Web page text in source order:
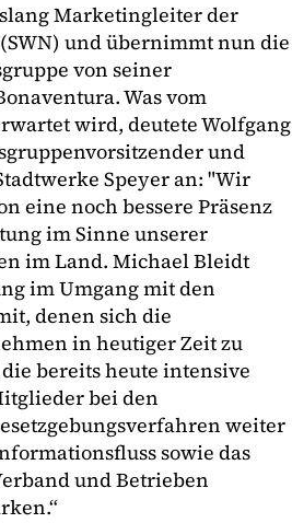
Marketingleiter der
und übernimmt nun die
von seiner
Was vom
wird, deutete Wolfgang
und
Speyer an: "Wir
eine noch bessere Präsenz
im Sinne unserer
im Land. Michael Bleidt
im Umgang mit den
denen sich die
in heutiger Zeit zu
bereits heute intensive
bei den
weiter
sowie das
und Betrieben